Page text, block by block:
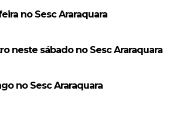
no Sesc Araraquara
neste sábado no Sesc Araraquara
no Sesc Araraquara